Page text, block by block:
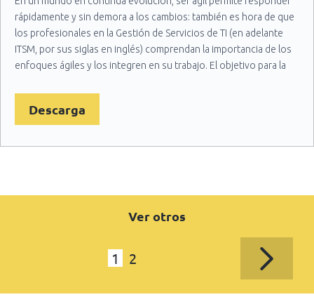
rápidamente y sin demora a los cambios: también es hora de que
los profesionales en la Gestión de Servicios de TI (en adelante
ITSM, por sus siglas en inglés) comprendan la importancia de los
enfoques ágiles y los integren en su trabajo. El objetivo para la
Este artículo, basado en los artículos del blog de Axelos “ITSM:
management agile” y “Agile – can the dream become a reality for
Descarga
Ver otros
1 2